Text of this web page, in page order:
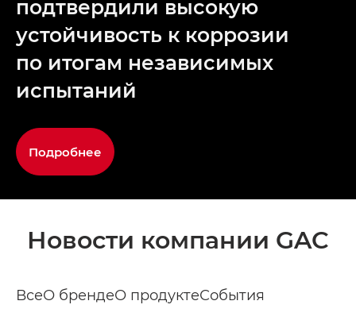
подтвердили высокую
устойчивость к коррозии
по итогам независимых
испытаний
Подробнее
Новости компании GAC
ВсеО брендеО продуктеСобытия